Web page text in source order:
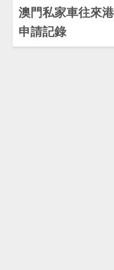
澳門私家車往來
申請記錄